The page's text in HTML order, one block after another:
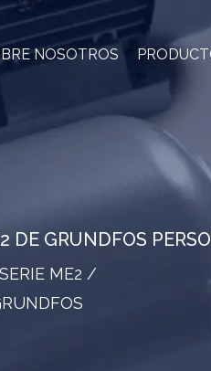
NOSOTROS
DE GRUNDFOS
SERIE ME2 /